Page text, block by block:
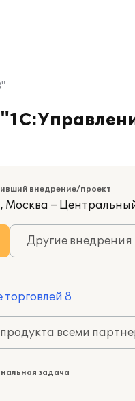
внедрение/проект
Москва –
Другие
8
всеми
задача